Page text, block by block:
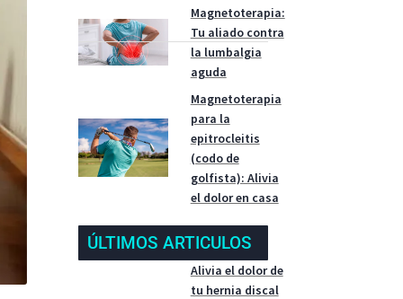
Magnetoterapia:
Tu aliado contra
la lumbalgia
aguda
Magnetoterapia
para la
epitrocleitis
(codo de
golfista): Alivia
el dolor en casa
ÚLTIMOS ARTICULOS
Alivia el dolor de
tu hernia discal